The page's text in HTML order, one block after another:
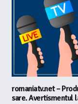
romaniatv.net –
sare. Avertismentul